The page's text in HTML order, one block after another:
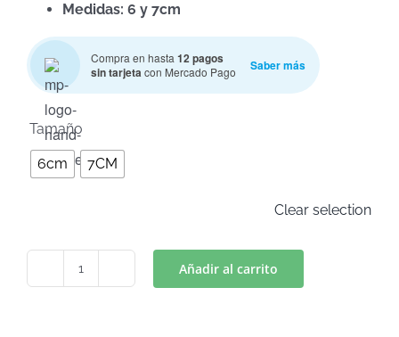
Medidas: 6 y 7cm
Compra en hasta 12 pagos
sin tarjetacon Mercado Pago Saber más
Tamaño
6cm 7CM
Clear selection
Añadir al carrito